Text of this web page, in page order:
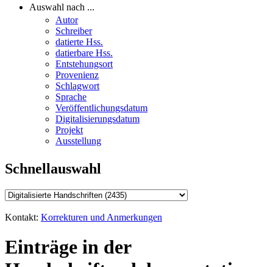
Auswahl nach ...
Autor
Schreiber
datierte Hss.
datierbare Hss.
Entstehungsort
Provenienz
Schlagwort
Sprache
Veröffentlichungsdatum
Digitalisierungsdatum
Projekt
Ausstellung
Schnellauswahl
Kontakt: Korrekturen und Anmerkungen
Einträge in der